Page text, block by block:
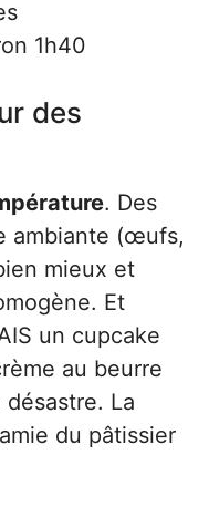
1h40
des
. Des
ambiante (œufs,
mieux et
Et
un cupcake
au beurre
La
du pâtissier